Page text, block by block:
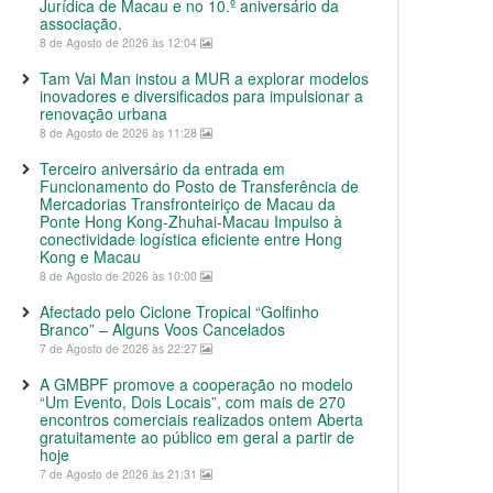
Jurídica de Macau e no 10.º aniversário da
associação.
8 de Agosto de 2026 às 12:04
Tam Vai Man instou a MUR a explorar modelos
inovadores e diversificados para impulsionar a
renovação urbana
8 de Agosto de 2026 às 11:28
Terceiro aniversário da entrada em
Funcionamento do Posto de Transferência de
Mercadorias Transfronteiriço de Macau da
Ponte Hong Kong-Zhuhai-Macau Impulso à
conectividade logística eficiente entre Hong
Kong e Macau
8 de Agosto de 2026 às 10:00
Afectado pelo Ciclone Tropical “Golfinho
Branco” – Alguns Voos Cancelados
7 de Agosto de 2026 às 22:27
A GMBPF promove a cooperação no modelo
“Um Evento, Dois Locais”, com mais de 270
encontros comerciais realizados ontem Aberta
gratuitamente ao público em geral a partir de
hoje
7 de Agosto de 2026 às 21:31